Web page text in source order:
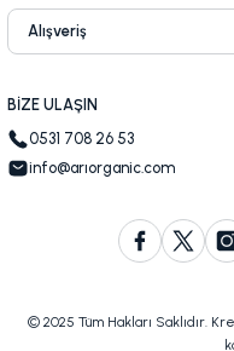
Alışveriş
BİZE ULAŞIN
0531 708 26 53
info@arıorganic.com
© 2025 Tüm Hakları Saklıdır.